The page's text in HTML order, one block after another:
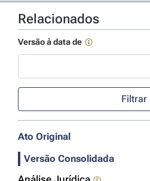
Relacionados
Versão à data de
Use a tecla de seta para baixo
Filtrar
Ato Original
Versão Consolidada